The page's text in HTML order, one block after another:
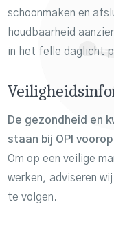
schoonmaken en
houdbaarheid
in het felle daglicht
De gezondheid en
staan bij OPI
Om op een veilige
werken, adviseren
te volgen.